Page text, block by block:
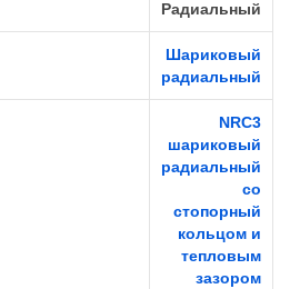
Радиальный
Шариковый
радиальный
NRC3
шариковый
радиальный
со
стопорный
кольцом и
тепловым
зазором